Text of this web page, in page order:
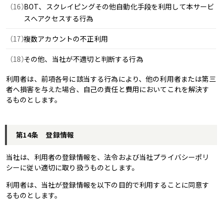
BOT、スクレイピングその他自動化手段を利用して本サービ
スへアクセスする行為
複数アカウントの不正利用
その他、当社が不適切と判断する行為
利用者は、前項各号に該当する行為により、他の利用者または第三
者へ損害を与えた場合、自己の責任と費用においてこれを解決す
るものとします。
第14条 登録情報
当社は、利用者の登録情報を、法令および当社プライバシーポリ
シーに従い適切に取り扱うものとします。
利用者は、当社が登録情報を以下の目的で利用することに同意す
るものとします。